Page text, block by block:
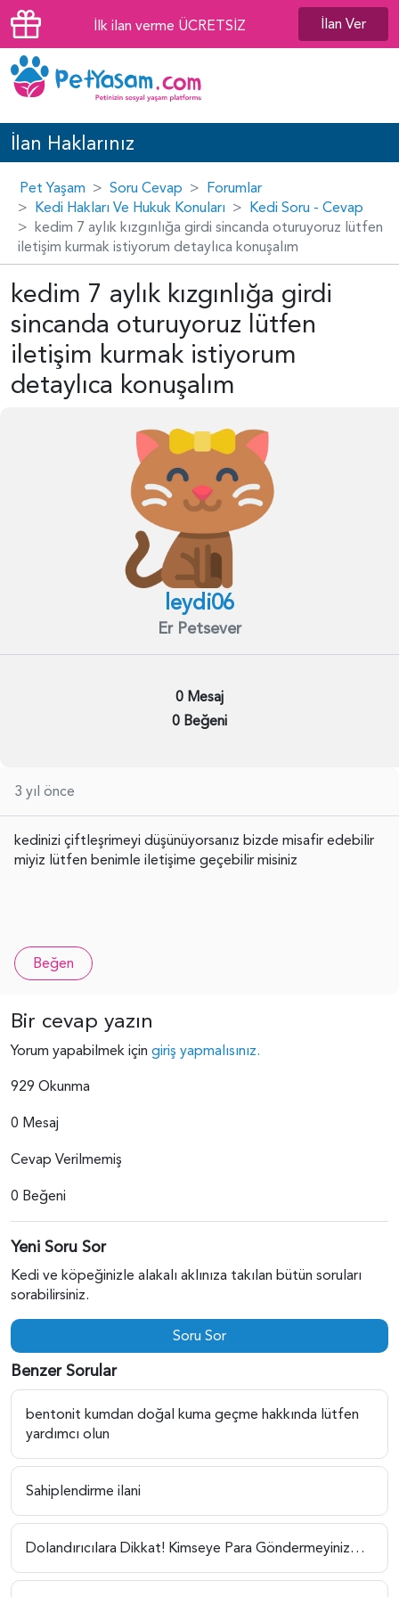
İlk ilan verme ÜCRETSİZ İlan Ver
İlan Haklarınız
Pet Yaşam Soru Cevap
Forumlar
Kedi Hakları Ve Hukuk Konuları
Kedi Soru - Cevap
kedim 7 aylık kızgınlığa girdi sincanda oturuyoruz lütfen
iletişim kurmak istiyorum detaylıca konuşalım
kedim 7 aylık kızgınlığa girdi
sincanda oturuyoruz lütfen
iletişim kurmak istiyorum
detaylıca konuşalım
leydi06
Er Petsever
0 Mesaj
0 Beğeni
3 yıl önce
kedinizi çiftleşrimeyi düşünüyorsanız bizde misafir edebilir
miyiz lütfen benimle iletişime geçebilir misiniz
Beğen
Bir cevap yazın
Yorum yapabilmek için giriş yapmalısınız.
929 Okunma
0 Mesaj
Cevap Verilmemiş
0 Beğeni
Yeni Soru Sor
Kedi ve köpeğinizle alakalı aklınıza takılan bütün soruları
sorabilirsiniz.
Soru Sor
Benzer Sorular
bentonit kumdan doğal kuma geçme hakkında lütfen
yardımcı olun
Sahiplendirme ilani
Dolandırıcılara Dikkat! Kimseye Para Göndermeyiniz…